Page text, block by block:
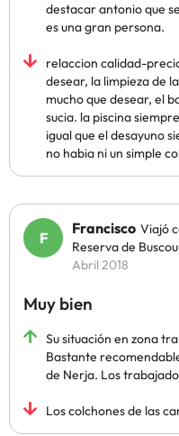
destacar antonio que
es una gran persona.
relaccion calidad-
desear, la limpieza de
mucho que desear, el
sucia. la piscina
igual que el desayuno
no habia ni un simple
Francisco Viajó
Reserva de
Abril 2018
Muy bien
Su situación en zona
Bastante
de Nerja. Los
Los colchones de las